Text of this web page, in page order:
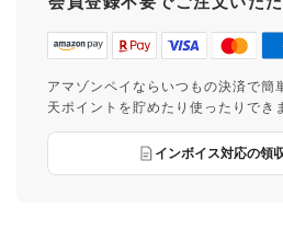
アマゾンペイならいつもの決済で簡
天ポイントを貯めたり使ったりでき
インボイス対応の領